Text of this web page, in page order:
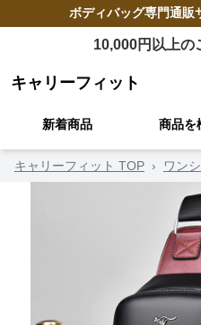
ボディバッグ専門通販
10,000円以上の
キャリーフィット
新着商品 商品を
キャリーフィット TOP › ワン